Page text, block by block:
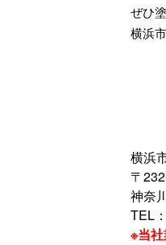
ぜひ
横浜
横浜
〒
神奈
TEL
※当